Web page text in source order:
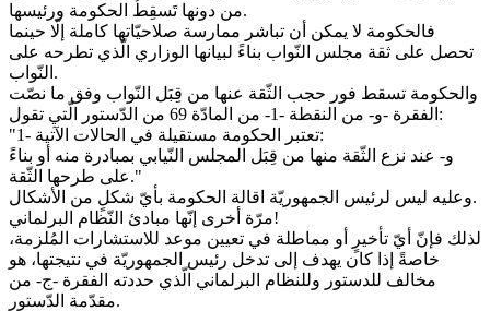
من دونها تَسقِطُ الحكومة ورئيسها.
فالحكومة لا يمكن أن تباشر ممارسة صلاحيّاتها كاملة إلّا حينما
تحصل على ثقة مجلس النّواب بناءً لبيانها الوزاري الّذي تطرحه على
النّواب.
والحكومة تسقط فور حجب الثّقة عنها من قِبَل النّواب وفق ما نصّت
الفقرة -و- من النقطة -1- من المادّة 69 من الدّستور الّتي تقول:
"1- تعتبر الحكومة مستقيلة في الحالات الآتية:
و- عند نزع الثّقة منها من قِبَل المجلس النّيابي بمبادرة منه أو بناءً
على طرحها الثّقة."
وعليه ليس لرئيس الجمهوريّة اقالة الحكومة بأيّ شكلٍ من الأشكال.
مرّة أخرى إنّها مبادئ النّظام البرلماني!
لذلك فإنّ أيّ تأخيرٍ أو مماطلة في تعيين موعد للاستشارات المُلزمة،
خاصةً إذا كان يهدف إلى تدخل رئيس الجمهوريّة في نتيجتها، هو
مخالف للدستور وللنظام البرلماني الّذي حددته الفقرة -ج- من
مقدّمة الدّستور.